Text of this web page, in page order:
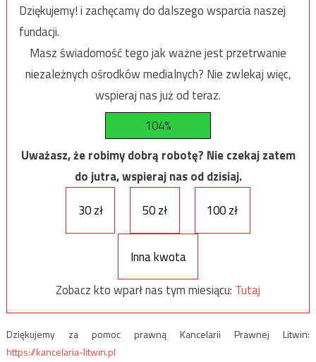
Dziękujemy! i zachęcamy do dalszego wsparcia naszej
fundacji.
Masz świadomość tego jak ważne jest przetrwanie
niezależnych ośrodków medialnych? Nie zwlekaj więc,
wspieraj nas już od teraz.
104%
Uważasz, że robimy dobrą robotę? Nie czekaj zatem
do jutra, wspieraj nas od dzisiaj.
30 zł
50 zł 100 zł
Inna kwota
Zobacz kto wparł nas tym miesiącu: Tutaj
Dziękujemy za pomoc prawną Kancelarii Prawnej Litwin:
https://kancelaria-litwin.pl